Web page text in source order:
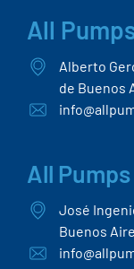
All
Alberto
de Buenos
All
José
Buenos